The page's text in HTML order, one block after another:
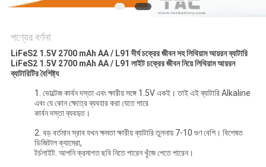
POLICY
পণ্যের বর্ণনা
LiFeS2 1.5V 2700 mAh AA / L91 দীর্ঘ চক্রের জীবন সহ লিথিয়াম আয়রন ব্যাটারি
LiFeS2 1.5V 2700 mAh AA / L91 লাইট চক্রের জীবন নিয়ে লিথিয়াম আয়রন
ব্যাটারিটির বৈশিষ্ট্য
1. ভোল্টেজ কার্বন দস্তা এবং ক্ষারীয় সঙ্গে 1.5V একই। তাই এই ব্যাটারি Alkaline
এবং যে কোন ক্ষেত্রে ব্যবহার করা যেতে পারে
কার্বন দস্তা ব্যবহৃত।
2. বড় বর্তমান স্রাব যখন ক্ষমতা ক্ষারীয় ব্যাটারি তুলনায় 7-10 গুণ বেশি। বিশেষত
ডিজিটাল ক্যামেরা,
টর্চলাইট. আপনি ক্রমাগত ছবি নিতে পারেন খুঁজে পেতে পারেন।